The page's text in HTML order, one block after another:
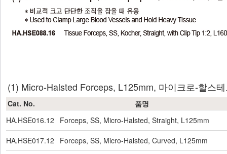
(1) Micro-Halsted Forceps, L125mm, 마이크로-할스
Cat. No.
품명
HA.HSE016.12
Forceps, SS, Micro-Halsted, Straight, L125mm
HA.HSE017.12
Forceps, SS, Micro-Halsted, Curved, L125mm